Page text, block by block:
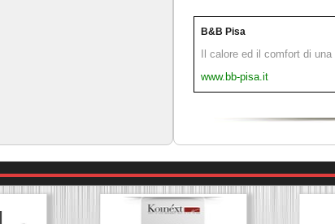
B&B Pisa
Il calore ed il comfort di
www.bb-pisa.it